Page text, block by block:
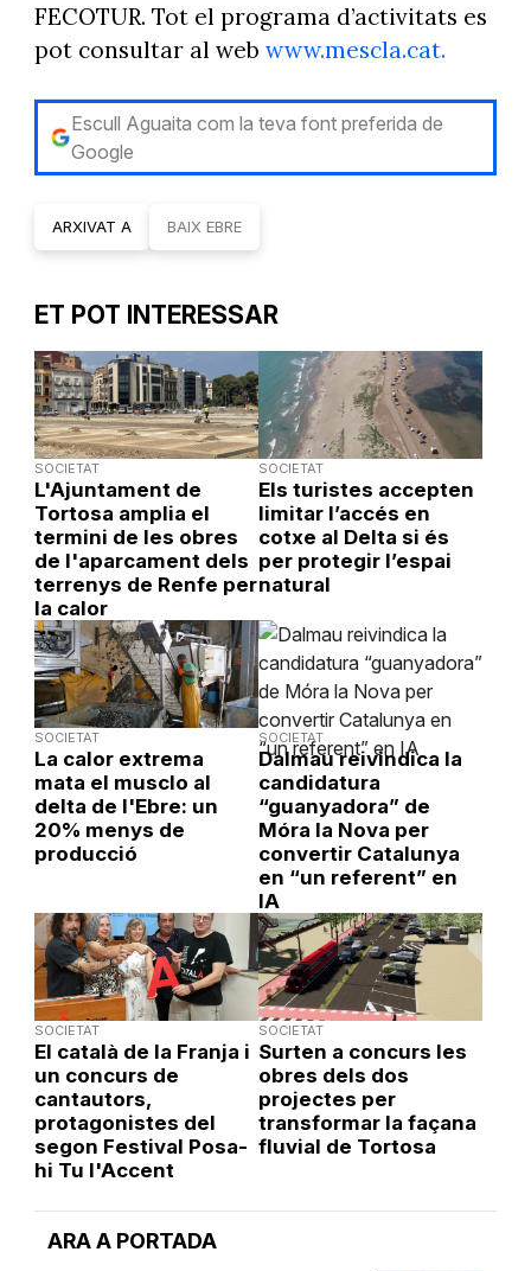
ARA A PORTADA
FECOTUR. Tot el programa d’activitats es
pot consultar al web www.mescla.cat.
Escull Aguaita com la teva font preferida de
Google
ARXIVAT A BAIX EBRE
ET POT INTERESSAR
SOCIETAT
L'Ajuntament de
Tortosa amplia el
termini de les obres
de l'aparcament dels
terrenys de Renfe per
la calor
SOCIETAT
Els turistes accepten
limitar l’accés en
cotxe al Delta si és
per protegir l’espai
natural
SOCIETAT
La calor extrema
mata el musclo al
delta de l'Ebre: un
20% menys de
producció
SOCIETAT
Dalmau reivindica la
candidatura
“guanyadora” de
Móra la Nova per
convertir Catalunya
en “un referent” en
IA
SOCIETAT
El català de la Franja i
un concurs de
cantautors,
protagonistes del
segon Festival Posa-
hi Tu l'Accent
SOCIETAT
Surten a concurs les
obres dels dos
projectes per
transformar la façana
fluvial de Tortosa